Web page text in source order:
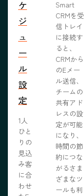
ケ
ジ
ュ
ー
ル
設
定
1人
ひと
りの
見込
み客
に合
わせ
Smart
CRMを受
信トレイ
に接続す
ると、
CRMから
のEメー
ル送信、
チームの
共有アド
レスの設
定が可能
になり、
時間の節
約につな
がるさま
ざまなツ
ールも利